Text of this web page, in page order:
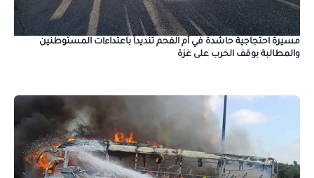
مسيرة احتجاجية حاشدة في أم الفحم تنديداً باعتداءات المستوطنين
والمطالبة بوقف الحرب على غزة